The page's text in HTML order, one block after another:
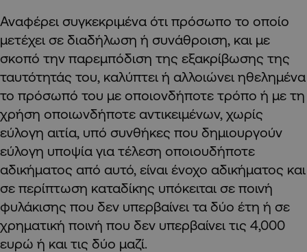
Αναφέρει συγκεκριμένα ότι πρόσωπο το οποίο
μετέχει σε διαδήλωση ή συνάθροιση, και με
σκοπό την παρεμπόδιση της εξακρίβωσης της
ταυτότητάς του, καλύπτει ή αλλοιώνει ηθελημένα
το πρόσωπό του με οποιονδήποτε τρόπο ή με τη
χρήση οποιωνδήποτε αντικειμένων, χωρίς
εύλογη αιτία, υπό συνθήκες που δημιουργούν
εύλογη υποψία για τέλεση οποιουδήποτε
αδικήματος από αυτό, είναι ένοχο αδικήματος και
σε περίπτωση καταδίκης υπόκειται σε ποινή
φυλάκισης που δεν υπερβαίνει τα δύο έτη ή σε
χρηματική ποινή που δεν υπερβαίνει τις 4,000
ευρώ ή και τις δύο μαζί.